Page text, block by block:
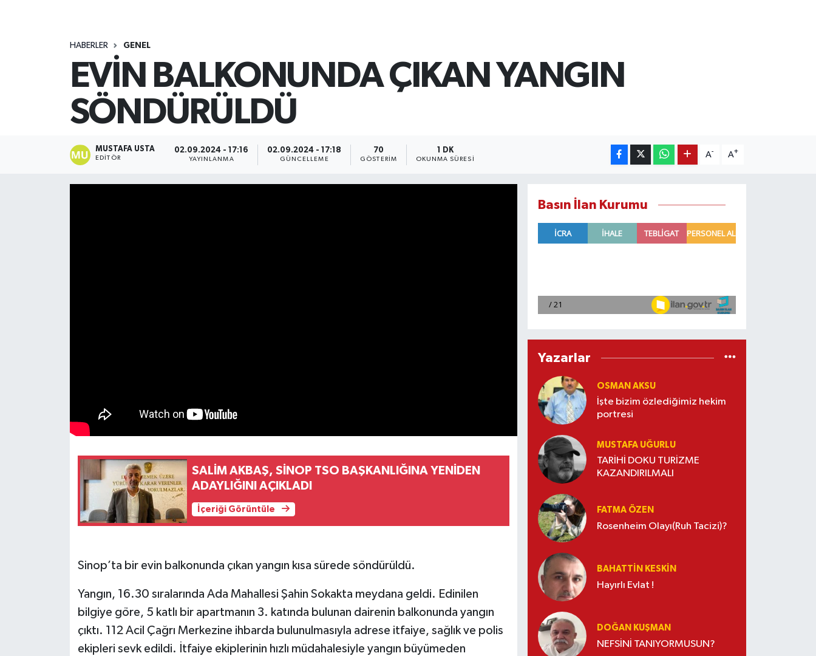
HABERLER GENEL
EVİN BALKONUNDA ÇIKAN YANGIN
SÖNDÜRÜLDÜ
MUSTAFA USTA
EDITÖR
02.09.2024 - 17:16
YAYINLANMA
02.09.2024 - 17:18
GÜNCELLEME
70
GÖSTERIM
1 DK
OKUNMA SÜRESI
A- A+
SALİM AKBAŞ, SİNOP TSO BAŞKANLIĞINA YENİDEN
ADAYLIĞINI AÇIKLADI
İçeriği Görüntüle
Sinop’ta bir evin balkonunda çıkan yangın kısa sürede söndürüldü.
Yangın, 16.30 sıralarında Ada Mahallesi Şahin Sokakta meydana geldi. Edinilen
bilgiye göre, 5 katlı bir apartmanın 3. katında bulunan dairenin balkonunda yangın
çıktı. 112 Acil Çağrı Merkezine ihbarda bulunulmasıyla adrese itfaiye, sağlık ve polis
ekipleri sevk edildi. İtfaiye ekiplerinin hızlı müdahalesiyle yangın büyümeden
Basın İlan Kurumu
Yazarlar
OSMAN AKSU
İşte bizim özlediğimiz hekim
portresi
MUSTAFA UĞURLU
TARİHİ DOKU TURİZME
KAZANDIRILMALI
FATMA ÖZEN
Rosenheim Olayı(Ruh Tacizi)?
BAHATTIN KESKİN
Hayırlı Evlat !
DOĞAN KUŞMAN
NEFSİNİ TANIYORMUSUN?